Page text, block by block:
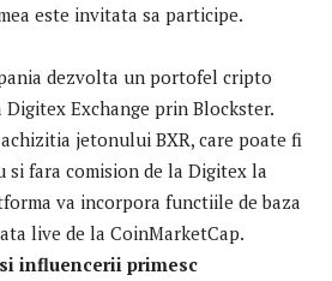
este invitata sa participe.
dezvolta un portofel cripto
Exchange prin Blockster.
jetonului BXR, care poate fi
fara comision de la Digitex la
va incorpora functiile de baza
live de la CoinMarketCap.
influencerii primesc